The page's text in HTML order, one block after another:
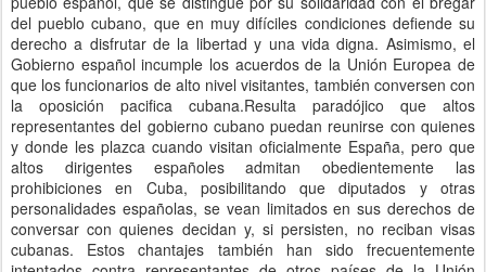
del pueblo cubano, que en muy difíciles condiciones defiende su
derecho a disfrutar de la libertad y una vida digna. Asimismo, el
Gobierno español incumple los acuerdos de la Unión Europea de
que los funcionarios de alto nivel visitantes, también conversen con
la oposición pacifica cubana.Resulta paradójico que altos
representantes del gobierno cubano puedan reunirse con quienes
y donde les plazca cuando visitan oficialmente España, pero que
altos dirigentes españoles admitan obedientemente las
prohibiciones en Cuba, posibilitando que diputados y otras
personalidades españolas, se vean limitados en sus derechos de
conversar con quienes decidan y, si persisten, no reciban visas
cubanas. Estos chantajes también han sido frecuentemente